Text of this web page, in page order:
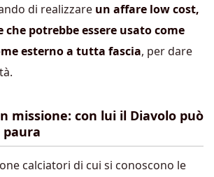
di realizzare un affare low cost,
potrebbe essere usato come
esterno a tutta fascia, per dare
missione: con lui il Diavolo può
calciatori di cui si conoscono le